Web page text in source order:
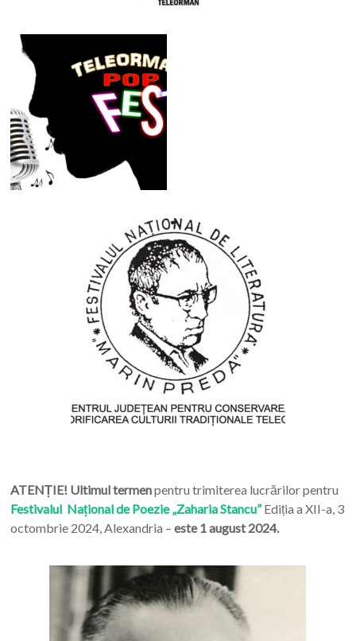
ATENȚIE! Ultimul termenpentru trimiterea lucrărilor pentru
Festivalul Național de Poezie „Zaharia Stancu”Ediția a XII-a, 3
octombrie 2024, Alexandria – este 1 august 2024.